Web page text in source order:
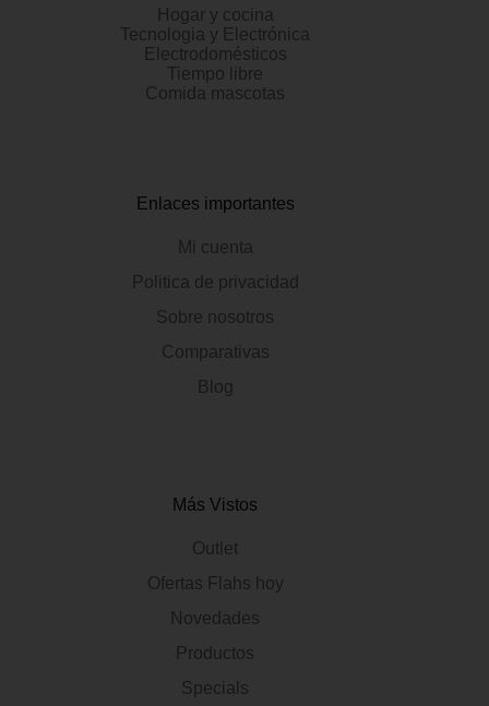
Hogar y cocina
Tecnologia y Electrónica
Electrodomésticos
Tiempo libre
Comida mascotas
Enlaces importantes
Mi cuenta
Politica de privacidad
Sobre nosotros
Comparativas
Blog
Más Vistos
Outlet
Ofertas Flahs hoy
Novedades
Productos
Specials